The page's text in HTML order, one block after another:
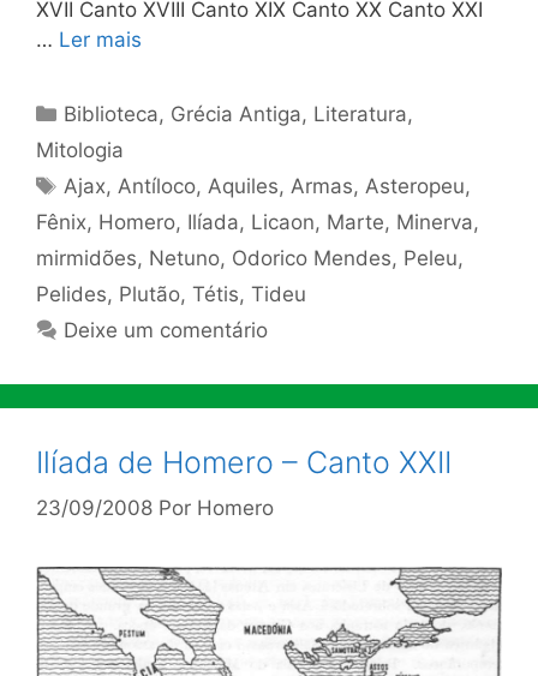
XVII Canto XVIII Canto XIX Canto XX Canto XXI
… Ler mais
Categorias
Biblioteca, Grécia Antiga, Literatura,
Mitologia
Tags
Ajax, Antíloco, Aquiles, Armas, Asteropeu,
Fênix, Homero, Ilíada, Licaon, Marte, Minerva,
mirmidões, Netuno, Odorico Mendes, Peleu,
Pelides, Plutão, Tétis, Tideu
Deixe um comentário
Ilíada de Homero – Canto XXII
23/09/2008 Por Homero